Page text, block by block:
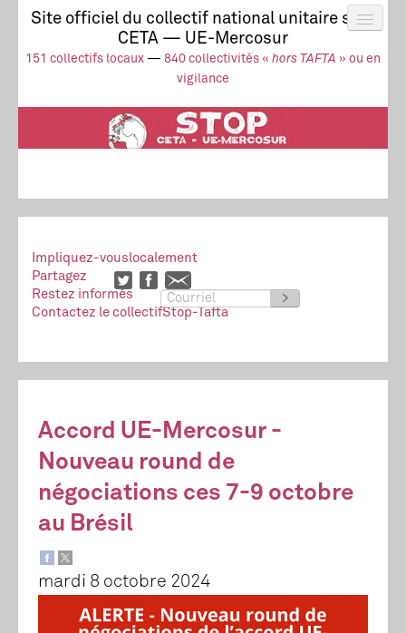
Site officiel du collectif national unitaire stop
CETA — UE-Mercosur
151 collectifs locaux — 840 collectivités « hors TAFTA » ou en
vigilance
Actus
UE-Mercosur
Stop à l’impunité !
TAFTA
CETA
Collectif
Impliquez-vouslocalement
Partagez
Restez informés
>
Contactez le collectifStop-Tafta
Accord UE-Mercosur -
Nouveau round de
négociations ces 7-9 octobre
au Brésil
mardi 8 octobre 2024